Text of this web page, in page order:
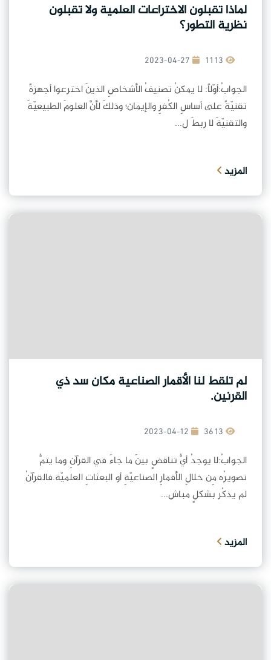
لماذا تقبلون الاختراعات العلمية ولا تقبلون
نظرية التطور؟
2023-04-27
الجوابُ:أوّلاً: لا يمكنُ تصنيفُ الأشخاصِ الذينَ اخترعوا أجهزةً
تقنيّةً على أساسِ الكُفرِ والإيمان؛ وذلكَ لأنَّ العلومَ الطبيعيّةَ
والتقنيّةَ لا ربطَ ل...
المزيد
لم تلقط لنا الأقمار الصناعية مكان سد ذي
القرنين.
2023-04-12
الجوابُ:لا يوجدُ أيُّ تناقضٍ بينَ ما جاءَ في القرآنِ وما يتمُّ
تصويرُه مِن خلالِ الأقمارِ الصناعيّةِ أو البعثاتِ العلميّة.فالقرآنُ
لم يذكُر بشكلٍ مباش...
المزيد